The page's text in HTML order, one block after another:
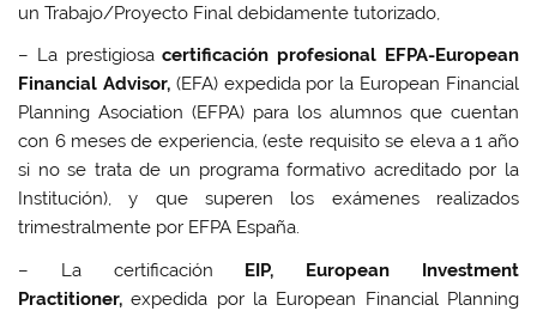
un Trabajo/Proyecto Final debidamente tutorizado,
– La prestigiosacertificación profesional EFPA-European
Financial Advisor, (EFA) expedida por la European Financial
Planning Asociation (EFPA) para los alumnos que cuentan
con 6 meses de experiencia, (este requisito se eleva a 1 año
si no se trata de un programa formativo acreditado por la
Institución), y que superen los exámenes realizados
trimestralmente por EFPA España.
– La certificación EIP, European Investment
Practitioner,expedida por la European Financial Planning